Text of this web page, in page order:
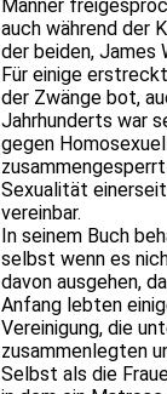
Männer
auch während der
der beiden, James
Für einige
der Zwänge bot,
Jahrhunderts war
gegen
Sexualität
vereinbar.
In seinem Buch
selbst wenn es
davon ausgehen,
Anfang lebten
Vereinigung, die
zusammenlegten
Selbst als die